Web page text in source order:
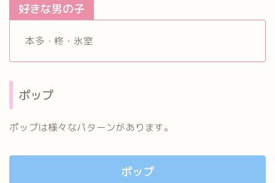
好きな男の子
本多・柊・氷室
ポップ
ポップは様々なパターンがあります。
ポップ